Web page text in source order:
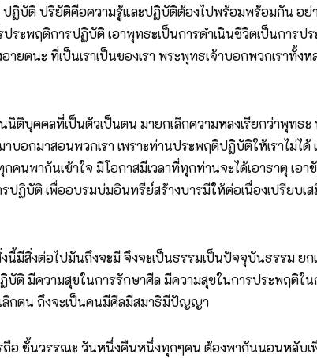
ปฏิบัติ ปริยัติคือความรู้และปฏิบัติต้องไปพร้อมพร้อมกัน อ
ระพฤติการปฏิบัติ เอาพุทธะเป็นการดำเนินชีวิตเป็นการป
ตนะ ที่เป็นเราเป็นของเรา พระพุทธเจ้าบอกพวกเราทั้ง
ติบุคคลที่เป็นตัวเป็นตน มายกเลิกความหลงเรียกว่าพุทธ
อกมาสอนพวกเรา เพราะท่านประพฤติปฏิบัติให้เราไม่ได้
พากันเข้าใจ มีโอกาสมีเวลาที่ทุกท่านจะได้เอาธาตุ เอา
บัติ เพื่ออบรมบ่มอินทรีย์สร้างบารมีให้ต่อเนื่องเปรียบเ
มีสิ่งต่อไปมันถึงจะมี จึงจะเป็นธรรมเป็นปัจจุบันธรรม ย
ติ มีความสุขในการรักษาศีล มีความสุขในการประพฤติ
กตน ถึงจะเป็นคนมีศีลมีสมาธิมีปัญญา
ถือ ชั้นวรรณะ วันหนึ่งคืนหนึ่งทุกๆคน ต้องพากันนอนหลับ